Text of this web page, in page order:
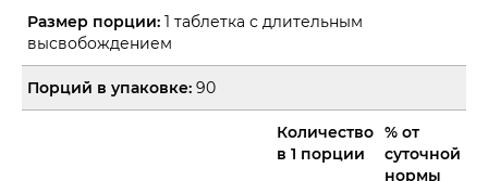
Размер порции: 1 таблетка с длительным
высвобождением
Порций в упаковке: 90
Количество
в 1 порции
% от
суточной
нормы